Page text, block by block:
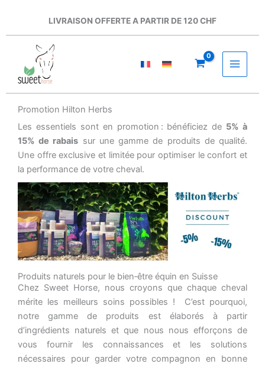
contenu
LIVRAISON OFFERTE A PARTIR DE 120 CHF
Promotion Hilton Herbs
Les essentiels sont en promotion : bénéficiez de 5% à
15% de rabais sur une gamme de produits de qualité.
Une offre exclusive et limitée pour optimiser le confort et
la performance de votre cheval.
Produits naturels pour le bien‑être équin en Suisse
Chez Sweet Horse, nous croyons que chaque cheval
mérite les meilleurs soins possibles ! C’est pourquoi,
notre gamme de produits est élaborés à partir
d’ingrédients naturels et que nous nous efforçons de
vous fournir les connaissances et les solutions
nécessaires pour garder votre compagnon en bonne